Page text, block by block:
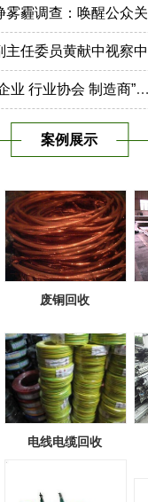
调查：唤醒公众关注环境
察中再生协会城市矿产电子交易示范基地
会 制造商”联合回收塑料产业链
案例展示
废铜回收
电线电缆回收